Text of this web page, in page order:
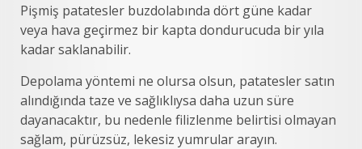
Pişmiş patatesler buzdolabında dört güne kadar
veya hava geçirmez bir kapta dondurucuda bir yıla
kadar saklanabilir.
Depolama yöntemi ne olursa olsun, patatesler satın
alındığında taze ve sağlıklıysa daha uzun süre
dayanacaktır, bu nedenle filizlenme belirtisi olmayan
sağlam, pürüzsüz, lekesiz yumrular arayın.